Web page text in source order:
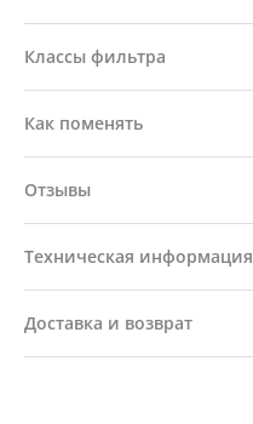
Классы фильтра
Как поменять
Отзывы
Техническая информация
Доставка и возврат